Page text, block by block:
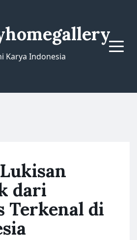
Karya Indonesia
Menu
dari
Terkenal di